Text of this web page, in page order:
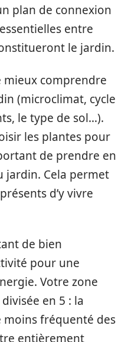
plan de connexion
entre
le jardin.
mieux comprendre
(microclimat, cycle
le type de sol…).
les plantes pour
de prendre en
jardin. Cela permet
d’y vivre
de bien
pour une
Votre zone
en 5 : la
moins fréquenté des
entièrement